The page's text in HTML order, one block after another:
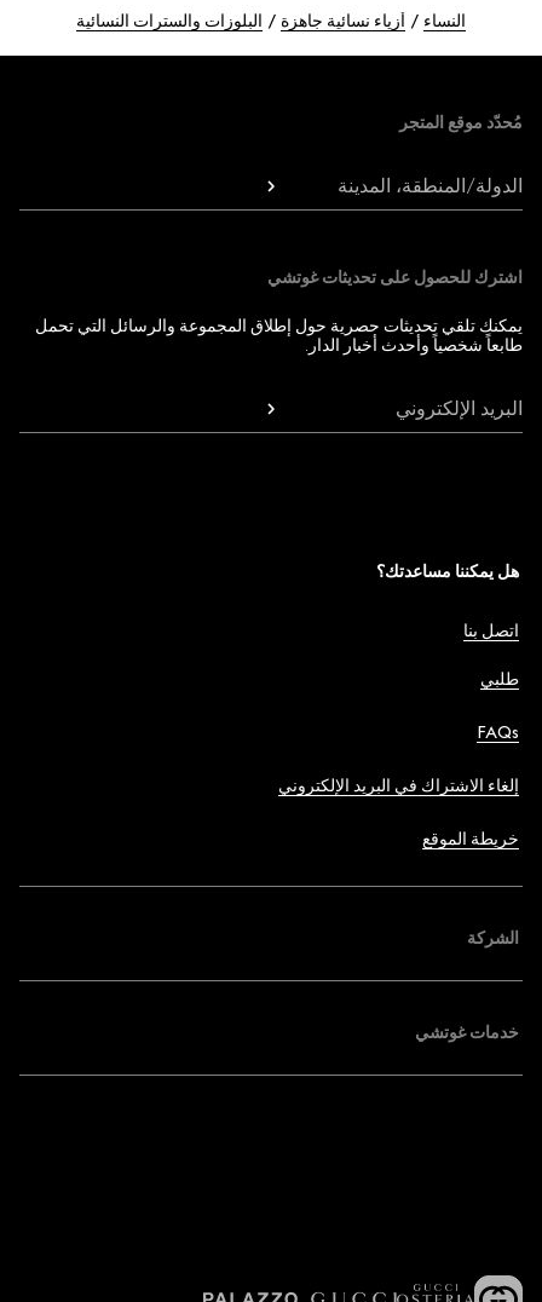
النساء أزياء نسائية جاهزة البلوزات والسترات النسائية
مُحدّد موقع المتجر
الدولة/المنطقة، المدينة
اشترك للحصول على تحديثات غوتشي
يمكنك تلقي تحديثات حصرية حول إطلاق المجموعة والرسائل التي تحمل
طابعاً شخصياً وأحدث أخبار الدار.
البريد الإلكتروني
هل يمكننا مساعدتك؟
اتصل بنا
طلبي
FAQs
إلغاء الاشتراك في البريد الإلكتروني
خريطة الموقع
الشركة
خدمات غوتشي